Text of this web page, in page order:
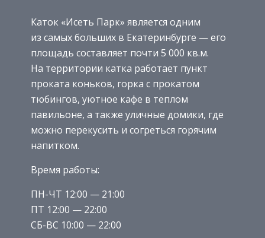
Каток «Исеть Парк» является одним
из самых больших в Екатеринбурге — его
площадь составляет почти 5 000 кв.м.
На территории катка работает пункт
проката коньков, горка с прокатом
тюбингов, уютное кафе в теплом
павильоне, а также уличные домики, где
можно перекусить и согреться горячим
напитком.
Время работы:
ПН-ЧТ 12:00 — 21:00
ПТ 12:00 — 22:00
СБ-ВС 10:00 — 22:00